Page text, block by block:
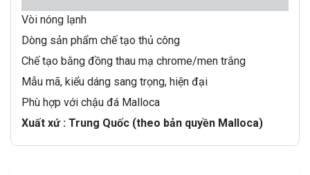
Vòi nóng lạnh
Dòng sản phẩm chế tạo thủ công
Chế tạo bằng đồng thau mạ chrome/men trắng
Mẫu mã, kiểu dáng sang trọng, hiện đại
Phù hợp với chậu đá Malloca
Xuất xứ : Trung Quốc (theo bản quyền Malloca)